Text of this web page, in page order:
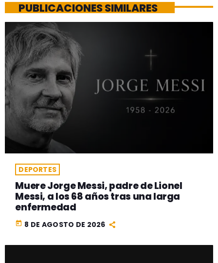
PUBLICACIONES SIMILARES
DEPORTES
Muere Jorge Messi, padre de Lionel
Messi, a los 68 años tras una larga
enfermedad
today 8 DE AGOSTO DE 2026